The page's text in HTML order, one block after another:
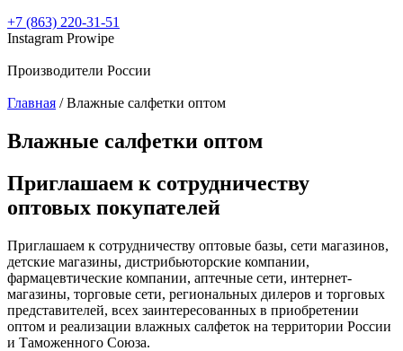
+7 (863) 220-31-51
Instagram Prowipe
Производители России
Главная /Влажные салфетки оптом
Влажные салфетки оптом
Приглашаем к сотрудничеству
оптовых покупателей
Приглашаем к сотрудничеству оптовые базы, сети магазинов,
детские магазины, дистрибьюторские компании,
фармацевтические компании, аптечные сети, интернет-
магазины, торговые сети, региональных дилеров и торговых
представителей, всех заинтересованных в приобретении
оптом и реализации влажных салфеток на территории России
и Таможенного Союза.